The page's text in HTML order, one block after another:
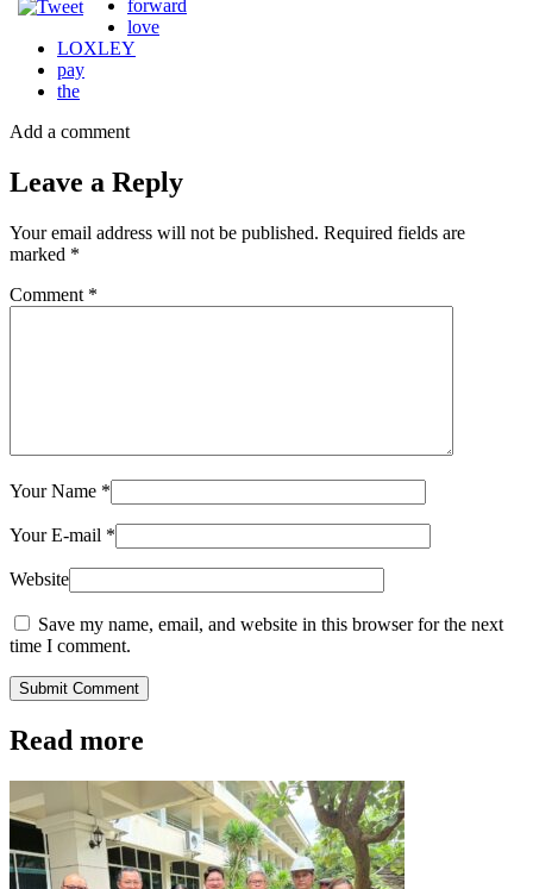
forward
love
LOXLEY
pay
the
Add a comment
Leave a Reply
Your email address will not be published. Required fields are
marked *
Comment *
Your Name *
Your E-mail *
Website
Save my name, email, and website in this browser for the next
time I comment.
Submit Comment
Read more